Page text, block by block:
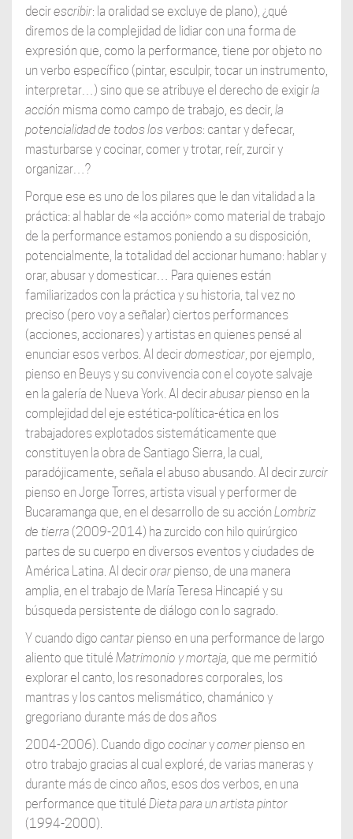
decirescribir: la oralidad se excluye de plano), ¿qué
diremos de la complejidad de lidiar con una forma de
expresión que, como la performance, tiene por objeto no
un verbo específico (pintar, esculpir, tocar un instrumento,
interpretar…) sino que se atribuye el derecho de exigirla
acción misma como campo de trabajo, es decir, la
potencialidad de todos los verbos: cantar y defecar,
masturbarse y cocinar, comer y trotar, reír, zurcir y
organizar…?
Porque ese es uno de los pilares que le dan vitalidad a la
práctica: al hablar de «la acción» como material de trabajo
de la performance estamos poniendo a su disposición,
potencialmente, la totalidad del accionar humano: hablar y
orar, abusar y domesticar… Para quienes están
familiarizados con la práctica y su historia, tal vez no
preciso (pero voy a señalar) ciertos performances
(acciones, accionares) y artistas en quienes pensé al
enunciar esos verbos. Al decirdomesticar, por ejemplo,
pienso en Beuys y su convivencia con el coyote salvaje
en la galería de Nueva York. Al decirabusarpienso en la
complejidad del eje estética-política-ética en los
trabajadores explotados sistemáticamente que
constituyen la obra de Santiago Sierra, la cual,
paradójicamente, señala el abuso abusando. Al decirzurcir
pienso en Jorge Torres, artista visual y performer de
Bucaramanga que, en el desarrollo de su acción Lombriz
de tierra (2009-2014) ha zurcido con hilo quirúrgico
partes de su cuerpo en diversos eventos y ciudades de
América Latina. Al decirorarpienso, de una manera
amplia, en el trabajo de María Teresa Hincapié y su
búsqueda persistente de diálogo con lo sagrado.
Y cuando digo cantarpienso en una performance de largo
aliento que titulé Matrimonio y mortaja, que me permitió
explorar el canto, los resonadores corporales, los
mantras y los cantos melismático, chamánico y
gregoriano durante más de dos años
2004-2006). Cuando digo cocinarycomerpienso en
otro trabajo gracias al cual exploré, de varias maneras y
durante más de cinco años, esos dos verbos, en una
performance que titulé Dieta para un artista pintor
(1994-2000).